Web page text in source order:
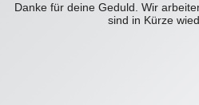
Danke für deine Geduld. Wir
sind in Kürze